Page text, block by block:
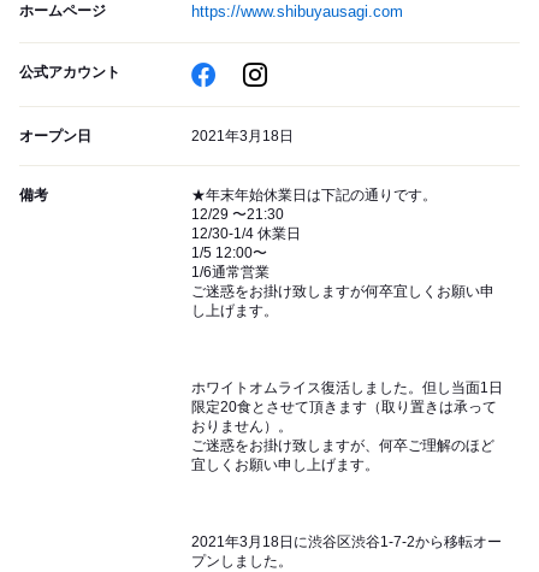
ホームページ https://www.shibuyausagi.com
公式アカウント
オープン日 2021年3月18日
備考
★年末年始休業日は下記の通りです。
12/29 〜21:30
12/30-1/4 休業日
1/5 12:00〜
1/6通常営業
ご迷惑をお掛け致しますが何卒宜しくお願い申
し上げます。
ホワイトオムライス復活しました。但し当面1日
限定20食とさせて頂きます（取り置きは承って
おりません）。
ご迷惑をお掛け致しますが、何卒ご理解のほど
宜しくお願い申し上げます。
2021年3月18日に渋谷区渋谷1-7-2から移転オー
プンしました。